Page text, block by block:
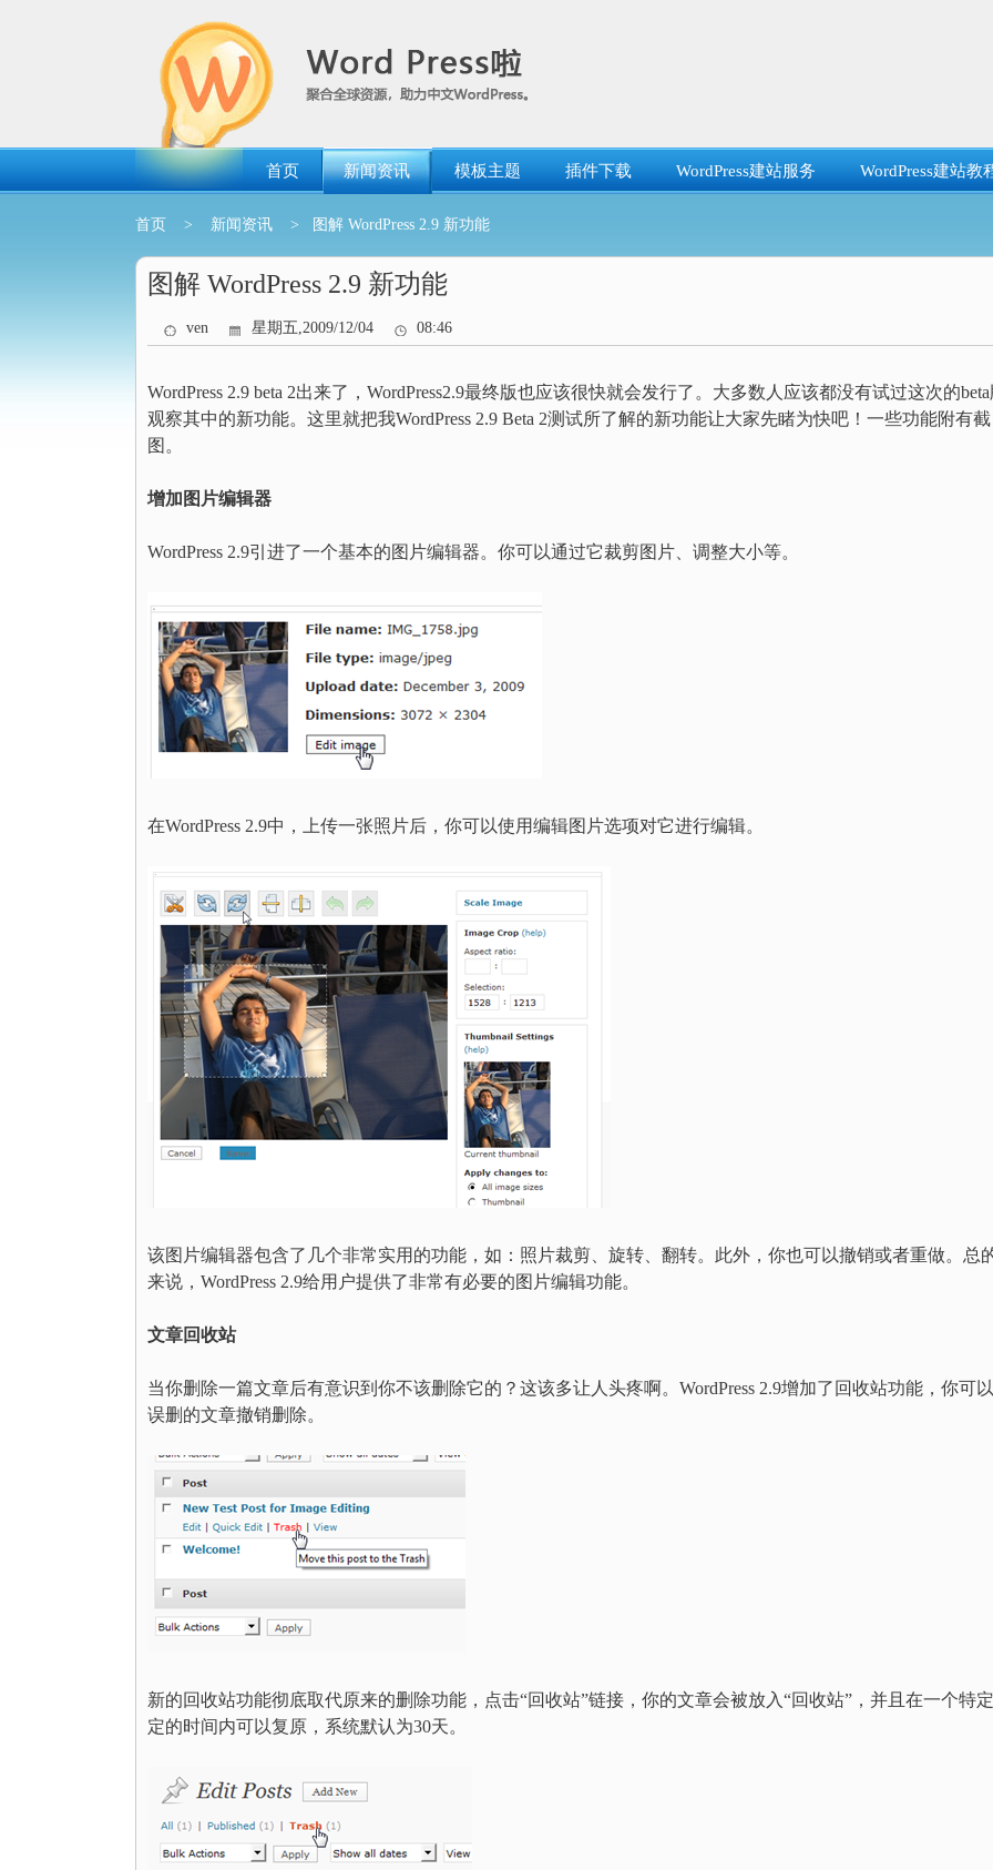
首页 新闻资讯 模板主题 插件下载 WordPress建站服务 WordPress建站教
首页 > 新闻资讯 > 图解 WordPress 2.9 新功能
图解 WordPress 2.9 新功能
ven 星期五,2009/12/04 08:46
WordPress 2.9 beta 2出来了，WordPress2.9最终版也应该很快就会发行了。大多数人应该都没有试过这次的
观察其中的新功能。这里就把我WordPress 2.9 Beta 2测试所了解的新功能让大家先睹为快吧！一些功能附有截
图。
增加图片编辑器
WordPress 2.9引进了一个基本的图片编辑器。你可以通过它裁剪图片、调整大小等。
在WordPress 2.9中，上传一张照片后，你可以使用编辑图片选项对它进行编辑。
该图片编辑器包含了几个非常实用的功能，如：照片裁剪、旋转、翻转。此外，你也可以撤销或者重做。总
来说，WordPress 2.9给用户提供了非常有必要的图片编辑功能。
文章回收站
当你删除一篇文章后有意识到你不该删除它的？这该多让人头疼啊。WordPress 2.9增加了回收站功能，你可
误删的文章撤销删除。
新的回收站功能彻底取代原来的删除功能，点击“回收站”链接，你的文章会被放入“回收站”，并且在一个特
定的时间内可以复原，系统默认为30天。